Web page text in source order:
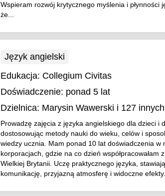
Wspieram rozwój krytycznego myślenia i płynności
że...
Język angielski
Edukacja: Collegium Civitas
Doświadczenie: ponad 5 lat
Dzielnica: Marysin Wawerski i 127
Prowadzę zajęcia z języka angielskiego dla dzieci i
dostosowując metody nauki do wieku, celów i
wiedzy ucznia. Mam ponad 10 lat doświadczenia w
korporacjach, gdzie na co dzień współpracowałam
Wielkiej Brytanii. Uczę praktycznego języka,
komunikację, przyjazną atmosferę i widoczne efekty.